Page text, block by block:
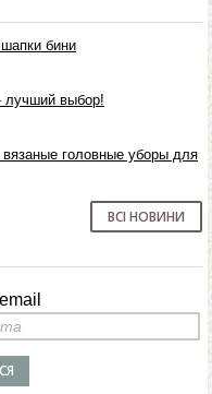
бини
лучший выбор!
вязаные головные уборы для
ВСІ НОВИНИ